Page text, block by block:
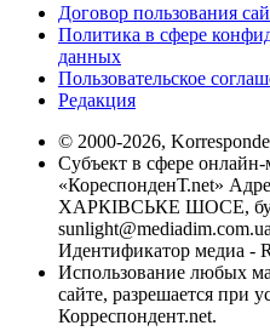
Договор пользования
Политика в сфере
данных
Пользовательское
Редакция
© 2000-2026,
Субъект в сфере
«КореспонденТ.net»
ХАРКІВСЬКЕ ШОСЕ,
sunlight@mediadim.com.ua
Идентификатор медиа -
Использование любых
сайте, разрешается при
Корреспондент.net.